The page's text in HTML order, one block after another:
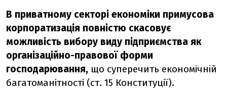
В приватному секторі економіки примусова
корпоратизація повністю скасовує
можливість вибору виду підприємства як
організаційно-правової форми
господарювання, що суперечить економічній
багатоманітності (ст. 15 Конституції).